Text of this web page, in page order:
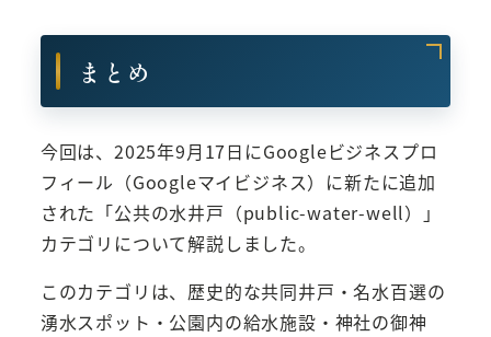
まとめ
今回は、2025年9月17日にGoogleビジネスプロ
フィール（Googleマイビジネス）に新たに追加
された「公共の水井戸（public-water-well）」
カテゴリについて解説しました。
このカテゴリは、歴史的な共同井戸・名水百選の
湧水スポット・公園内の給水施設・神社の御神